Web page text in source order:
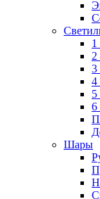
1
2
3
4
5
6
Шары